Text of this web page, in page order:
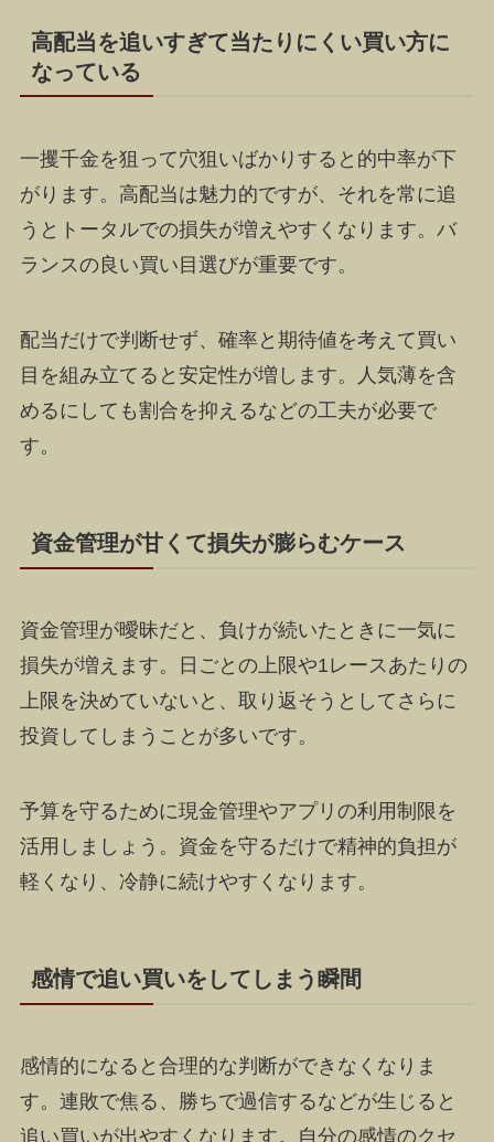
高配当を追いすぎて当たりにくい買い方に
なっている
一攫千金を狙って穴狙いばかりすると的中率が下
がります。高配当は魅力的ですが、それを常に追
うとトータルでの損失が増えやすくなります。バ
ランスの良い買い目選びが重要です。
配当だけで判断せず、確率と期待値を考えて買い
目を組み立てると安定性が増します。人気薄を含
めるにしても割合を抑えるなどの工夫が必要で
す。
資金管理が甘くて損失が膨らむケース
資金管理が曖昧だと、負けが続いたときに一気に
損失が増えます。日ごとの上限や1レースあたりの
上限を決めていないと、取り返そうとしてさらに
投資してしまうことが多いです。
予算を守るために現金管理やアプリの利用制限を
活用しましょう。資金を守るだけで精神的負担が
軽くなり、冷静に続けやすくなります。
感情で追い買いをしてしまう瞬間
感情的になると合理的な判断ができなくなりま
す。連敗で焦る、勝ちで過信するなどが生じると
追い買いが出やすくなります。自分の感情のクセ